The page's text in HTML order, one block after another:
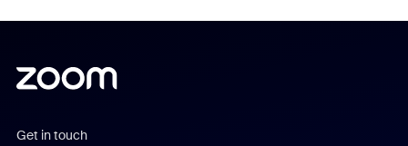
Get in touch